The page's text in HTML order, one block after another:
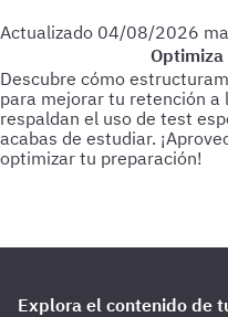
Actualizado 04/08/2026
Descubre cómo
para mejorar tu retención a
respaldan el uso de test
acabas de estudiar.
optimizar tu preparación!
Explora el contenido de